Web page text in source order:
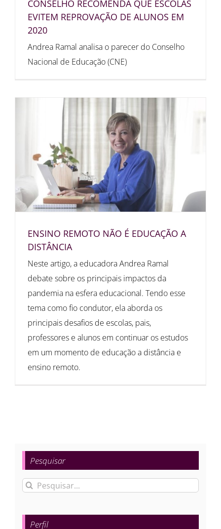
CONSELHO RECOMENDA QUE ESCOLAS
EVITEM REPROVAÇÃO DE ALUNOS EM
2020
Andrea Ramal analisa o parecer do Conselho
Nacional de Educação (CNE)
ENSINO REMOTO NÃO É EDUCAÇÃO A
DISTÂNCIA
Neste artigo, a educadora Andrea Ramal
debate sobre os principais impactos da
pandemia na esfera educacional. Tendo esse
tema como fio condutor, ela aborda os
principais desafios de escolas, pais,
professores e alunos em continuar os estudos
em um momento de educação a distância e
ensino remoto.
Pesquisar
Buscar
para:
Perfil